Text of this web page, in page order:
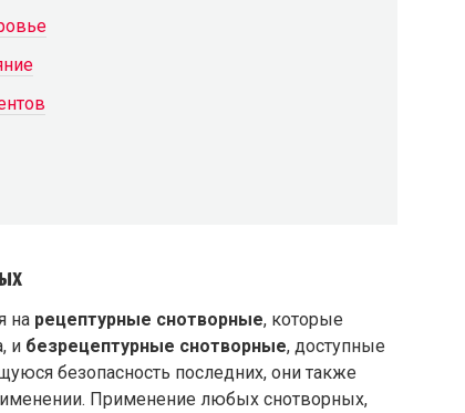
на рецептурные снотворные, которые
и безрецептурные снотворные, доступные
безопасность последних, они также
Применение любых снотворных,